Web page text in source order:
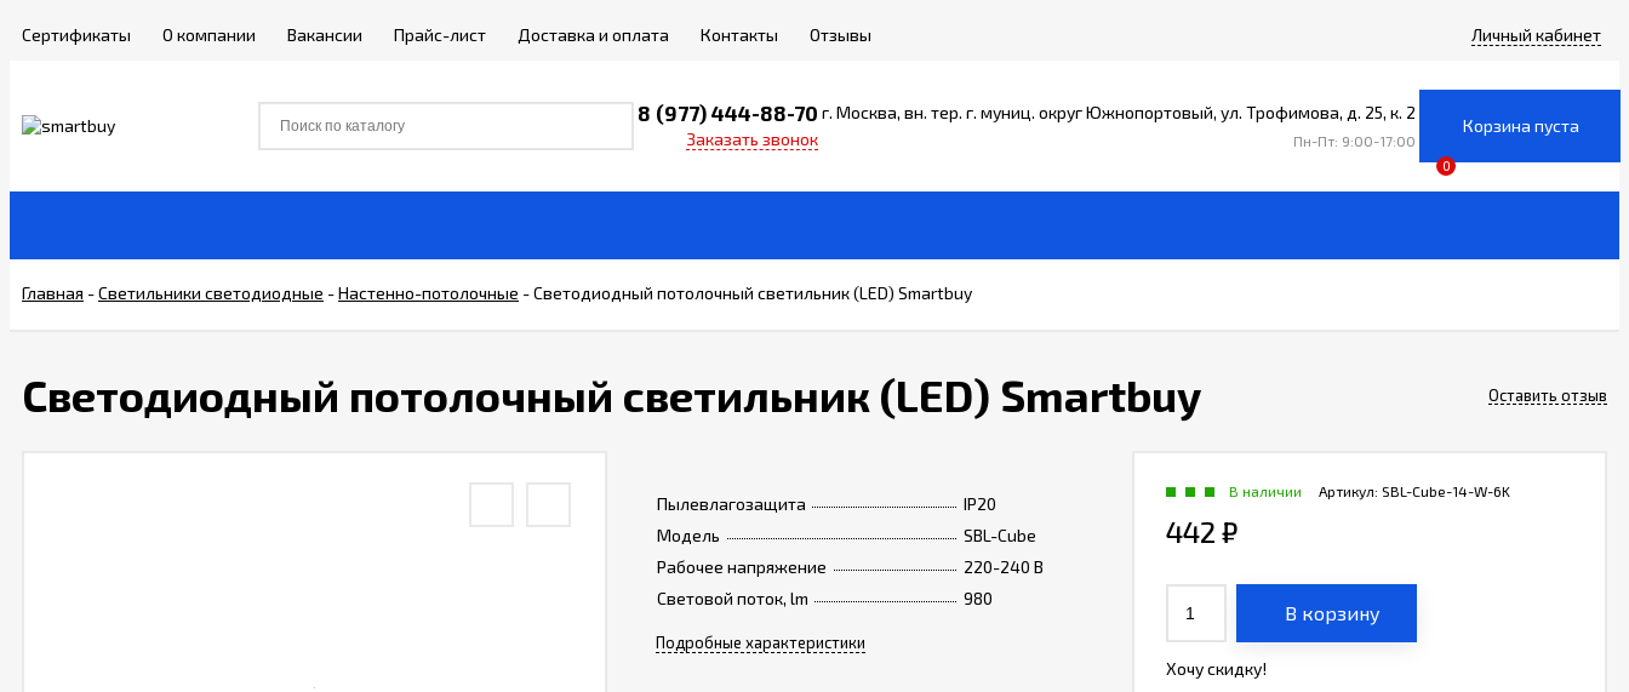
Личный кабинет
Сертификаты О компании Вакансии Прайс-лист Доставка и оплата Контакты Отзывы
8 (977) 444-88-70
Заказать звонок
г. Москва, вн. тер. г. муниц. округ Южнопортовый, ул. Трофимова, д. 25, к. 2
Пн-Пт: 9:00-17:00
0
Корзина пуста
Главная -Светильники светодиодные -Настенно-потолочные -Светодиодный потолочный светильник (LED) Smartbuy
Светодиодный потолочный светильник (LED) Smartbuy Оставить отзыв
Пылевлагозащита
IP20
Модель
SBL-Cube
Рабочее напряжение
220-240 В
Световой поток, lm
980
Подробные характеристики
Артикул: SBL-Cube-14-W-6K
В наличии
442 ₽
В корзину
Хочу скидку!